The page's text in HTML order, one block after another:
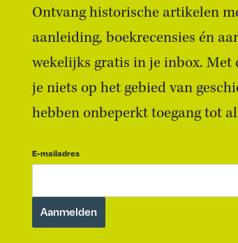
Ontvang historische artikelen
aanleiding, boekrecensies én
wekelijks gratis in je inbox. Met
je niets op het gebied van
hebben onbeperkt toegang tot
E-mailadres